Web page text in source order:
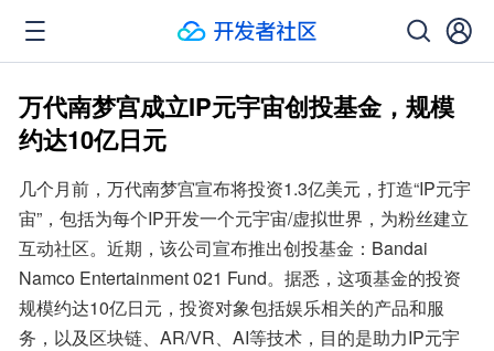
万代南梦宫成立IP元宇宙创投基金，规模
约达10亿日元
几个月前，万代南梦宫宣布将投资1.3亿美元，打造“IP元宇
宙”，包括为每个IP开发一个元宇宙/虚拟世界，为粉丝建立
互动社区。近期，该公司宣布推出创投基金：Bandai
Namco Entertainment 021 Fund。据悉，这项基金的投资
规模约达10亿日元，投资对象包括娱乐相关的产品和服
务，以及区块链、AR/VR、AI等技术，目的是助力IP元宇